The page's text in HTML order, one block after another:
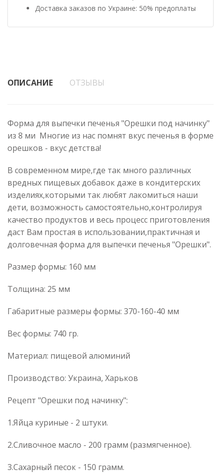
Доставка заказов по Украине: 50% предоплаты
ОПИСАНИЕ ОТЗЫВЫ
Форма для выпечки печенья "Орешки под начинку"
из 8 ми Многие из нас помнят вкус печенья в форме
орешков - вкус детства!
В современном мире,где так много различных
вредных пищевых добавок даже в кондитерских
изделиях,которыми так любят лакомиться наши
дети, возможность самостоятельно,контролируя
качество продуктов и весь процесс приготовления
даст Вам простая в использовании,практичная и
долговечная форма для выпечки печенья "Орешки".
Размер формы: 160 мм
Толщина: 25 мм
Габаритные размеры формы: 370-160-40 мм
Вес формы: 740 гр.
Материал: пищевой алюминий
Производство: Украина, Харьков
Рецепт "Орешки под начинку":
1.Яйца куриные - 2 штуки.
2.Сливочное масло - 200 грамм (размягченное).
3.Сахарный песок - 150 грамм.